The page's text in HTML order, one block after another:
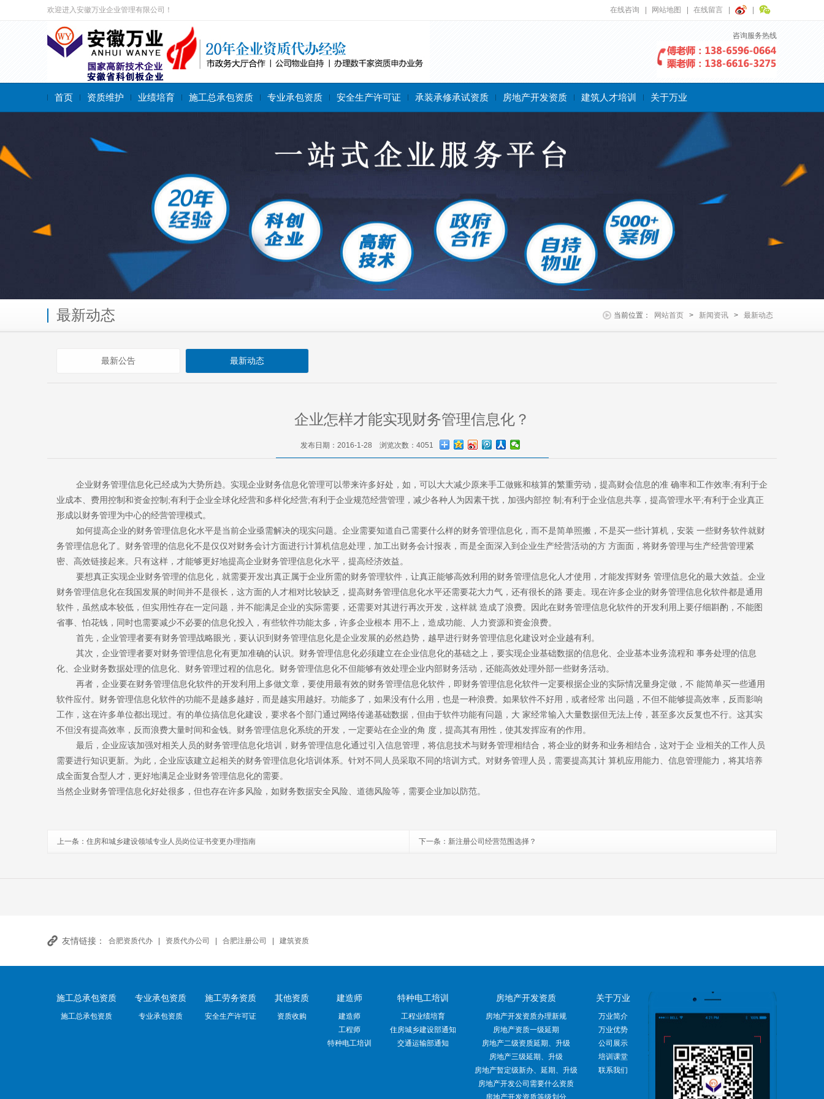
欢迎进入安徽万业企业管理有限公司！ 在线咨询 网站地图 在线留言
咨询服务热线
首页 资质维护 业绩培育 施工总承包资质 专业承包资质 安全生产许可证 承装承修承试资质 房地产开发资质 建筑人才培训 关于万业
搜索关键字： 施工总承包资质 专业承包资质 施工劳务资质
最新动态 当前位置： 网站首页 > 新闻资讯 > 最新动态
最新公告 最新动态
企业怎样才能实现财务管理信息化？
发布日期：2016-1-28 浏览次数：4051
企业财务管理信息化已经成为大势所趋。实现企业财务信息化管理可以带来许多好处，如，可以大大减少原来手工做账和核算的繁重劳动，提高财会信息的准 确率和工作效率;有利于企
业成本、费用控制和资金控制;有利于企业全球化经营和多样化经营;有利于企业规范经营管理，减少各种人为因素干扰，加强内部控 制;有利于企业信息共享，提高管理水平;有利于企业真正
形成以财务管理为中心的经营管理模式。
如何提高企业的财务管理信息化水平是当前企业亟需解决的现实问题。企业需要知道自己需要什么样的财务管理信息化，而不是简单照搬，不是买一些计算机，安装 一些财务软件就财
务管理信息化了。财务管理的信息化不是仅仅对财务会计方面进行计算机信息处理，加工出财务会计报表，而是全面深入到企业生产经营活动的方 方面面，将财务管理与生产经营管理紧
密、高效链接起来。只有这样，才能够更好地提高企业财务管理信息化水平，提高经济效益。
要想真正实现企业财务管理的信息化，就需要开发出真正属于企业所需的财务管理软件，让真正能够高效利用的财务管理信息化人才使用，才能发挥财务 管理信息化的最大效益。企业
财务管理信息化在我国发展的时间并不是很长，这方面的人才相对比较缺乏，提高财务管理信息化水平还需要花大力气，还有很长的路 要走。现在许多企业的财务管理信息化软件都是通用
软件，虽然成本较低，但实用性存在一定问题，并不能满足企业的实际需要，还需要对其进行再次开发，这样就 造成了浪费。因此在财务管理信息化软件的开发利用上要仔细斟酌，不能图
省事、怕花钱，同时也需要减少不必要的信息化投入，有些软件功能太多，许多企业根本 用不上，造成功能、人力资源和资金浪费。
首先，企业管理者要有财务管理战略眼光，要认识到财务管理信息化是企业发展的必然趋势，越早进行财务管理信息化建设对企业越有利。
其次，企业管理者要对财务管理信息化有更加准确的认识。财务管理信息化必须建立在企业信息化的基础之上，要实现企业基础数据的信息化、企业基本业务流程和 事务处理的信息
化、企业财务数据处理的信息化、财务管理过程的信息化。财务管理信息化不但能够有效处理企业内部财务活动，还能高效处理外部一些财务活动。
再者，企业要在财务管理信息化软件的开发利用上多做文章，要使用最有效的财务管理信息化软件，即财务管理信息化软件一定要根据企业的实际情况量身定做，不 能简单买一些通用
软件应付。财务管理信息化软件的功能不是越多越好，而是越实用越好。功能多了，如果没有什么用，也是一种浪费。如果软件不好用，或者经常 出问题，不但不能够提高效率，反而影响
工作，这在许多单位都出现过。有的单位搞信息化建设，要求各个部门通过网络传递基础数据，但由于软件功能有问题，大 家经常输入大量数据但无法上传，甚至多次反复也不行。这其实
不但没有提高效率，反而浪费大量时间和金钱。财务管理信息化系统的开发，一定要站在企业的角 度，提高其有用性，使其发挥应有的作用。
最后，企业应该加强对相关人员的财务管理信息化培训，财务管理信息化通过引入信息管理，将信息技术与财务管理相结合，将企业的财务和业务相结合，这对于企 业相关的工作人员
需要进行知识更新。为此，企业应该建立起相关的财务管理信息化培训体系。针对不同人员采取不同的培训方式。对财务管理人员，需要提高其计 算机应用能力、信息管理能力，将其培养
成全面复合型人才，更好地满足企业财务管理信息化的需要。
当然企业财务管理信息化好处很多，但也存在许多风险，如财务数据安全风险、道德风险等，需要企业加以防范。
上一条： 住房和城乡建设领域专业人员岗位证书变更办理指南 下一条： 新注册公司经营范围选择？
友情链接： 合肥资质代办 资质代办公司 合肥注册公司 建筑资质
施工总承包资质
施工总承包资质
专业承包资质
专业承包资质
施工劳务资质
安全生产许可证
其他资质
资质收购
建造师
建造师
工程师
特种电工培训
特种电工培训
工程业绩培育
住房城乡建设部通知
交通运输部通知
房地产开发资质
房地产开发资质办理新规
房地产资质一级延期
房地产二级资质延期、升级
房地产三级延期、升级
房地产暂定级新办、延期、升级
房地产开发公司需要什么资质
房地产开发资质等级划分
关于万业
万业简介
万业优势
公司展示
培训课堂
联系我们